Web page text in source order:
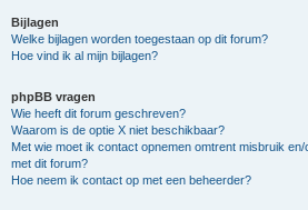
Bijlagen
Welke bijlagen worden toegestaan op dit forum?
Hoe vind ik al mijn bijlagen?
phpBB vragen
Wie heeft dit forum geschreven?
Waarom is de optie X niet beschikbaar?
Met wie moet ik contact opnemen omtrent misbruik
met dit forum?
Hoe neem ik contact op met een beheerder?